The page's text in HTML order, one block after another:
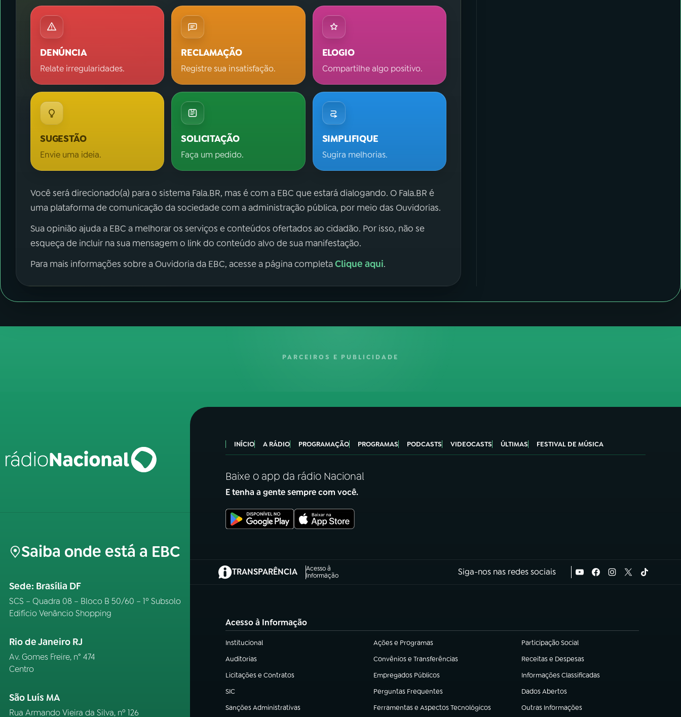
DENÚNCIA
Relate irregularidades.
RECLAMAÇÃO
Registre sua insatisfação.
ELOGIO
Compartilhe algo positivo.
SUGESTÃO
Envie uma ideia.
SOLICITAÇÃO
Faça um pedido.
SIMPLIFIQUE
Sugira melhorias.
Você será direcionado(a) para o sistema Fala.BR, mas é com a EBC que estará dialogando. O Fala.BR é
uma plataforma de comunicação da sociedade com a administração pública, por meio das Ouvidorias.
Sua opinião ajuda a EBC a melhorar os serviços e conteúdos ofertados ao cidadão. Por isso, não se
esqueça de incluir na sua mensagem o link do conteúdo alvo de sua manifestação.
Para mais informações sobre a Ouvidoria da EBC, acesse a página completaClique aqui.
PARCEIROS E PUBLICIDADE
Saiba onde está a EBC
Sede: Brasília DF
SCS – Quadra 08 – Bloco B 50/60 – 1º Subsolo
Edifício Venâncio Shopping
Rio de Janeiro RJ
Av. Gomes Freire, n° 474
Centro
São Luís MA
Rua Armando Vieira da Silva, nº 126
INÍCIO A RÁDIO PROGRAMAÇÃO PROGRAMAS PODCASTS VIDEOCASTS ÚLTIMAS FESTIVAL DE MÚSICA
Baixe o app da rádio Nacional
E tenha a gente sempre com você.
TRANSPARÊNCIA
Acesso à
Informação
(abre em nova aba) Siga-nos nas redes sociais
Acesso à Informação
Institucional
(abre em nova aba) Ações e Programas
(abre em nova aba) Participação Social
(abre em nova aba)
Auditorias
(abre em nova aba) Convênios e Transferências
(abre em nova aba) Receitas e Despesas
(abre em nova aba)
Licitações e Contratos
(abre em nova aba) Empregados Públicos
(abre em nova aba) Informações Classificadas
(abre em nova aba)
SIC
(abre em nova aba) Perguntas Frequentes
(abre em nova aba) Dados Abertos
(abre em nova aba)
Sanções Administrativas
(abre em nova aba) Ferramentas e Aspectos Tecnológicos
(abre em nova aba) Outras Informações
(abre em nova aba)